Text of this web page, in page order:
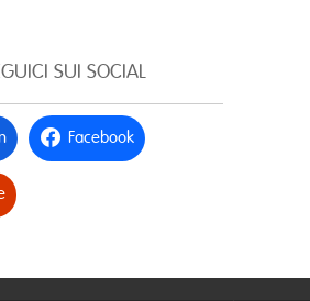
SUI SOCIAL
Facebook